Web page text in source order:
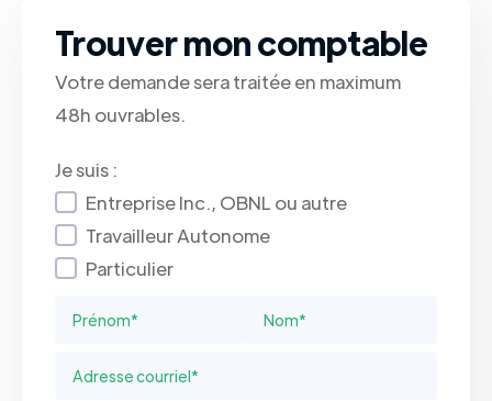
Trouver mon comptable
Votre demande sera traitée en maximum
48h ouvrables.
Je suis :
Entreprise Inc., OBNL ou autre
Travailleur Autonome
Particulier